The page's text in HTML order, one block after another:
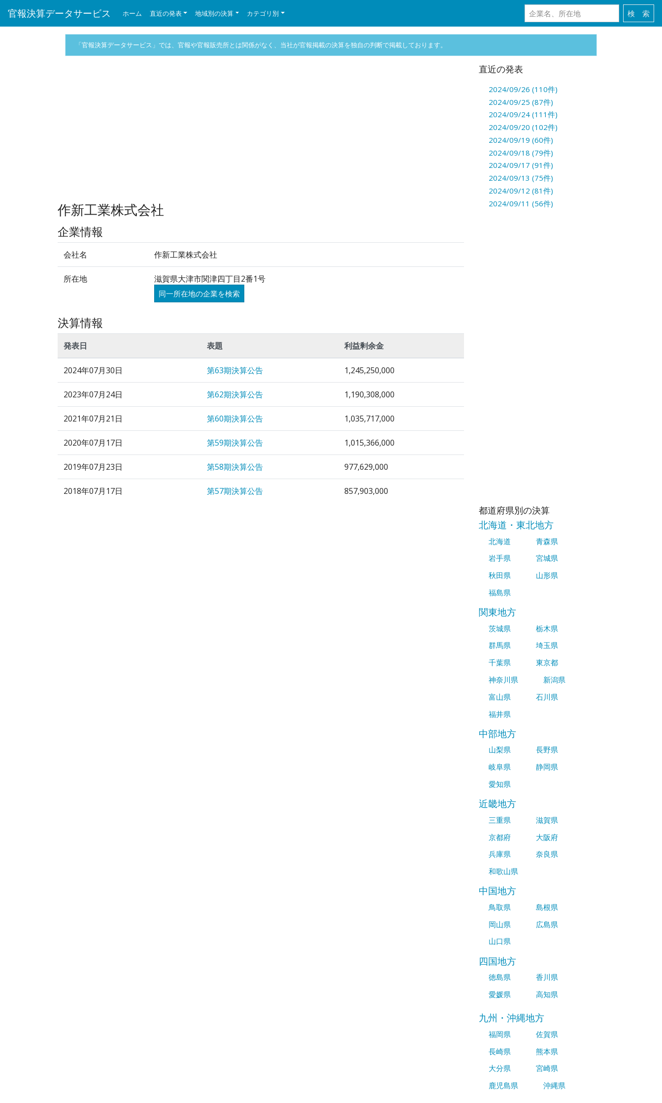
官報決算データサービス ホーム 直近の発表 地域別の決算 カテゴリ別
「官報決算データサービス」では、官報や官報販売所とは関係がなく、当社が官報掲載の決算を独自の判断で掲載しております。
作新工業株式会社
企業情報
会社名 作新工業株式会社
所在地 滋賀県大津市関津四丁目2番1号
同一所在地の企業を検索
決算情報
発表日 表題 利益剰余金
2024年07月30日 第63期決算公告 1,245,250,000
2023年07月24日 第62期決算公告 1,190,308,000
2021年07月21日 第60期決算公告 1,035,717,000
2020年07月17日 第59期決算公告 1,015,366,000
2019年07月23日 第58期決算公告 977,629,000
2018年07月17日 第57期決算公告 857,903,000
直近の発表
2024/09/26 (110件)
2024/09/25 (87件)
2024/09/24 (111件)
2024/09/20 (102件)
2024/09/19 (60件)
2024/09/18 (79件)
2024/09/17 (91件)
2024/09/13 (75件)
2024/09/12 (81件)
2024/09/11 (56件)
都道府県別の決算
北海道・東北地方
北海道
青森県
岩手県
宮城県
秋田県
山形県
福島県
関東地方
茨城県
栃木県
群馬県
埼玉県
千葉県
東京都
神奈川県
新潟県
富山県
石川県
福井県
中部地方
山梨県
長野県
岐阜県
静岡県
愛知県
近畿地方
三重県
滋賀県
京都府
大阪府
兵庫県
奈良県
和歌山県
中国地方
鳥取県
島根県
岡山県
広島県
山口県
四国地方
徳島県
香川県
愛媛県
高知県
九州・沖縄地方
福岡県
佐賀県
長崎県
熊本県
大分県
宮崎県
鹿児島県
沖縄県